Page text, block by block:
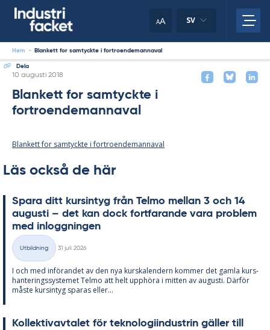
AA SV
Hem - Blankett for samtyckte i fortroendemannaval
Dela
Skriven
10 augusti 2018
Blankett for samtyckte i
fortroendemannaval
Blankett for samtyckte i fortroendemannaval
Läs också de här
Spa­ra ditt kursin­tyg från Tel­mo mel­lan 3 och 14
au­gusti – det kan dock fort­fa­ran­de vara pro­blem
med in­logg­ning­en
Kategorier
Utbildning
31 juli 2026
I och med in­fö­ran­det av den nya kurska­len­dern kom­mer det gam­la kurs­
han­te­rings­sy­ste­met Tel­mo att helt upp­hö­ra i mit­ten av au­gusti. Där­för
mås­te kursin­tyg spa­ras el­ler...
Kol­lek­tivav­ta­let för tek­no­lo­gi­in­du­strin gäl­ler till